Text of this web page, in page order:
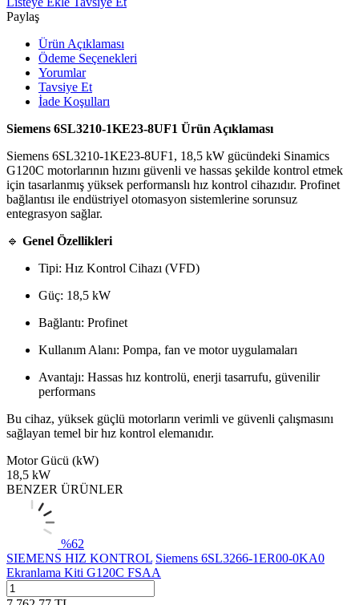
Paylaş
Ürün Açıklaması
Ödeme Seçenekleri
Yorumlar
Tavsiye Et
İade Koşulları
Siemens 6SL3210-1KE23-8UF1 Ürün Açıklaması
Siemens 6SL3210-1KE23-8UF1, 18,5 kW gücündeki Sinamics
G120C motorlarının hızını güvenli ve hassas şekilde kontrol etmek
için tasarlanmış yüksek performanslı hız kontrol cihazıdır. Profinet
bağlantısı ile endüstriyel otomasyon sistemlerine sorunsuz
entegrasyon sağlar.
🔹 Genel Özellikleri
Tipi: Hız Kontrol Cihazı (VFD)
Güç: 18,5 kW
Bağlantı: Profinet
Kullanım Alanı: Pompa, fan ve motor uygulamaları
Avantajı: Hassas hız kontrolü, enerji tasarrufu, güvenilir
performans
Bu cihaz, yüksek güçlü motorların verimli ve güvenli çalışmasını
sağlayan temel bir hız kontrol elemanıdır.
Motor Gücü (kW)
18,5 kW
BENZER ÜRÜNLER
%62
SIEMENS HIZ KONTROL Siemens 6SL3266-1ER00-0KA0
Ekranlama Kiti G120C FSAA